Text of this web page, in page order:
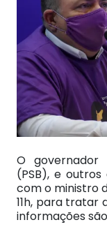
O governador
(PSB), e
com o ministro
11h, para tratar
informações